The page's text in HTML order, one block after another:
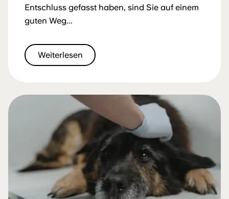
Entschluss gefasst haben, sind Sie auf einem
guten Weg...
Weiterlesen